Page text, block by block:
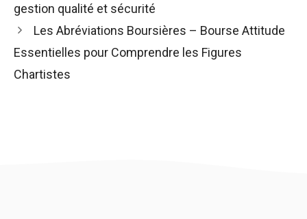
gestion qualité et sécurité
Les Abréviations Boursières – Bourse Attitude
Essentielles pour Comprendre les Figures
Chartistes